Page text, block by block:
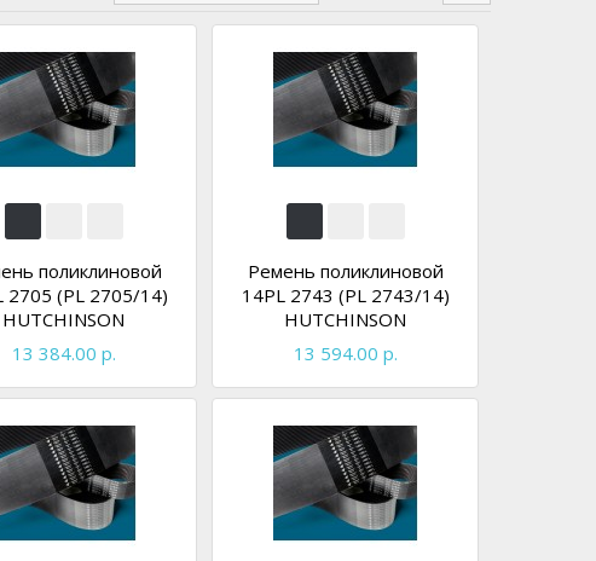
поликлиновой
2705 (PL 2705/14)
HUTCHINSON
13 384.00 р.
Ремень поликлиновой
14PL 2743 (PL 2743/14)
HUTCHINSON
13 594.00 р.